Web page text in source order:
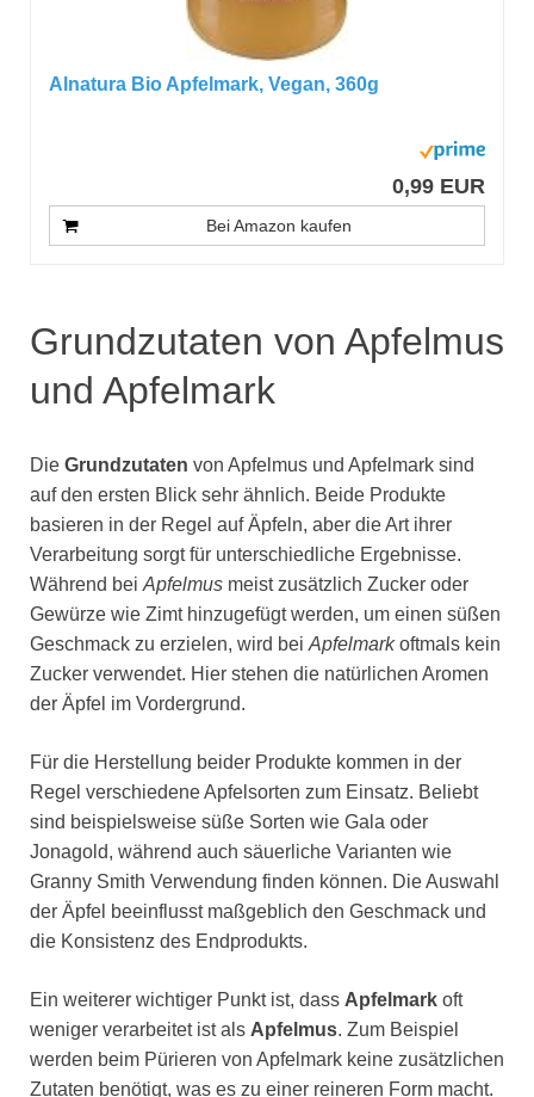
Alnatura Bio Apfelmark, Vegan, 360g
0,99 EUR
Bei Amazon kaufen
Grundzutaten von Apfelmus
und Apfelmark
Die Grundzutaten von Apfelmus und Apfelmark sind
auf den ersten Blick sehr ähnlich. Beide Produkte
basieren in der Regel auf Äpfeln, aber die Art ihrer
Verarbeitung sorgt für unterschiedliche Ergebnisse.
Während bei Apfelmus meist zusätzlich Zucker oder
Gewürze wie Zimt hinzugefügt werden, um einen süßen
Geschmack zu erzielen, wird bei Apfelmarkoftmals kein
Zucker verwendet. Hier stehen die natürlichen Aromen
der Äpfel im Vordergrund.
Für die Herstellung beider Produkte kommen in der
Regel verschiedene Apfelsorten zum Einsatz. Beliebt
sind beispielsweise süße Sorten wie Gala oder
Jonagold, während auch säuerliche Varianten wie
Granny Smith Verwendung finden können. Die Auswahl
der Äpfel beeinflusst maßgeblich den Geschmack und
die Konsistenz des Endprodukts.
Ein weiterer wichtiger Punkt ist, dass Apfelmark oft
weniger verarbeitet ist als Apfelmus. Zum Beispiel
werden beim Pürieren von Apfelmark keine zusätzlichen
Zutaten benötigt, was es zu einer reineren Form macht.